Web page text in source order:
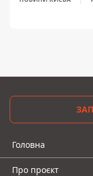
Головна
Про проєкт